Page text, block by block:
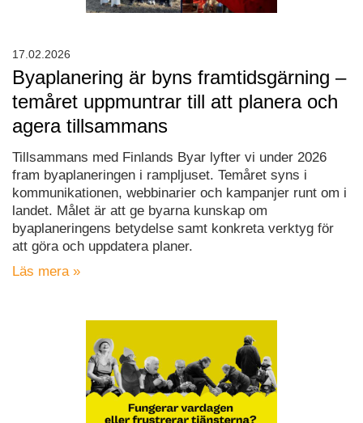
Byaplanering är byns framtidsgärning –
temåret uppmuntrar till att planera och
agera tillsammans
Tillsammans med Finlands Byar lyfter vi under 2026
fram byaplaneringen i rampljuset. Temåret syns i
kommunikationen, webbinarier och kampanjer runt om i
landet. Målet är att ge byarna kunskap om
byaplaneringens betydelse samt konkreta verktyg för
att göra och uppdatera planer.
Läs mera »
17.02.2026